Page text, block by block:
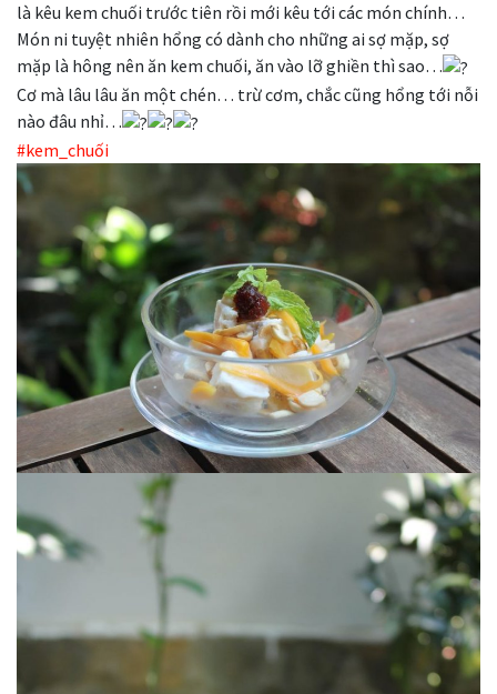
là kêu kem chuối trước tiên rồi mới kêu tới các món chính…
Món ni tuyệt nhiên hổng có dành cho những ai sợ mặp, sợ
mặp là hông nên ăn kem chuối, ăn vào lỡ ghiền thì sao…
Cơ mà lâu lâu ăn một chén… trừ cơm, chắc cũng hổng tới nỗi
nào đâu nhỉ…
#kem_chuối